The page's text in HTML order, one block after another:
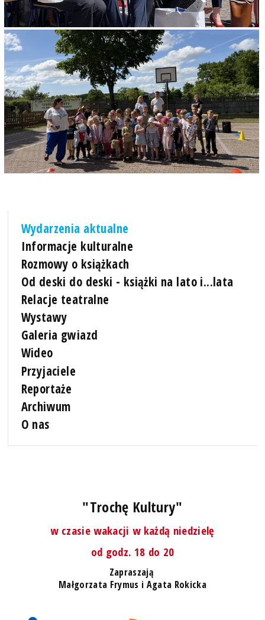
Wydarzenia aktualne
Informacje kulturalne
Rozmowy o książkach
Od deski do deski - książki na lato i...lata
Relacje teatralne
Wystawy
Galeria gwiazd
Wideo
Przyjaciele
Reportaże
Archiwum
O nas
"Trochę Kultury"
w czasie wakacji w każdą niedzielę
od godz. 18 do 20
Zapraszają
Małgorzata Frymus i Agata Rokicka